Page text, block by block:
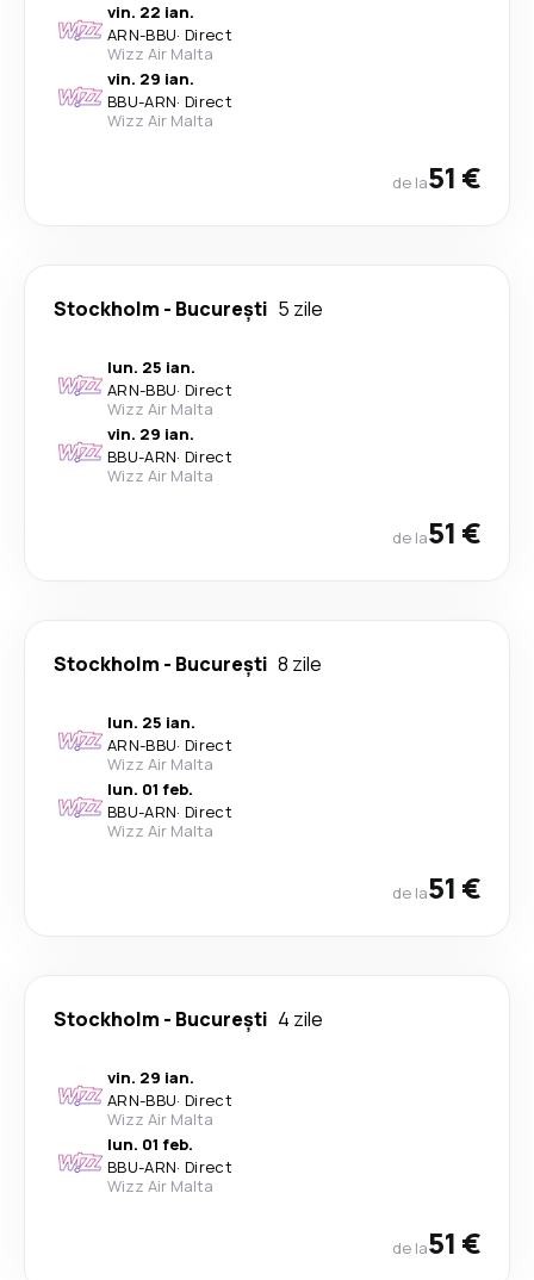
vin. 22 ian.
ARN-BBU· Direct
Wizz Air Malta
vin. 29 ian.
BBU-ARN· Direct
Wizz Air Malta
de la51 €
Stockholm - București 5 zile
lun. 25 ian.
ARN-BBU· Direct
Wizz Air Malta
vin. 29 ian.
BBU-ARN· Direct
Wizz Air Malta
de la51 €
Stockholm - București 8 zile
lun. 25 ian.
ARN-BBU· Direct
Wizz Air Malta
lun. 01 feb.
BBU-ARN· Direct
Wizz Air Malta
de la51 €
Stockholm - București 4 zile
vin. 29 ian.
ARN-BBU· Direct
Wizz Air Malta
lun. 01 feb.
BBU-ARN· Direct
Wizz Air Malta
de la51 €